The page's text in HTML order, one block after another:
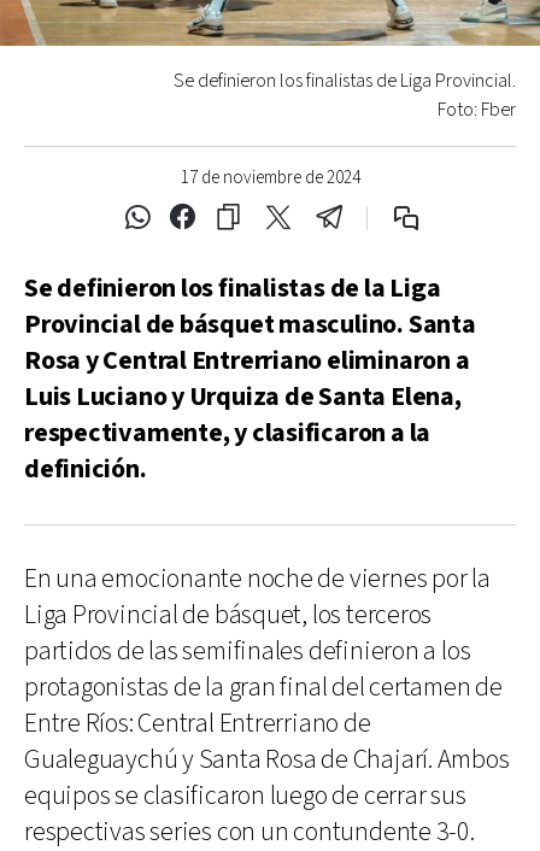
17 de noviembre de 2024
Se definieron los finalistas de Liga Provincial.
Foto: Fber
Se definieron los finalistas de la Liga
Provincial de básquet masculino. Santa
Rosa y Central Entrerriano eliminaron a
Luis Luciano y Urquiza de Santa Elena,
respectivamente, y clasificaron a la
definición.
En una emocionante noche de viernes por la
Liga Provincial de básquet, los terceros
partidos de las semifinales definieron a los
protagonistas de la gran final del certamen de
Entre Ríos: Central Entrerriano de
Gualeguaychú y Santa Rosa de Chajarí. Ambos
equipos se clasificaron luego de cerrar sus
respectivas series con un contundente 3-0.